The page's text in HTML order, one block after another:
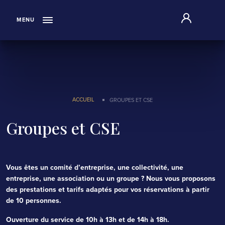
MENU
ACCUEIL GROUPES ET CSE
Groupes et CSE
Vous êtes un comité d’entreprise, une collectivité, une
entreprise, une association ou un groupe ? Nous vous proposons
des prestations et tarifs adaptés pour vos réservations à partir
de 10 personnes.
Ouverture du service de 10h à 13h et de 14h à 18h.